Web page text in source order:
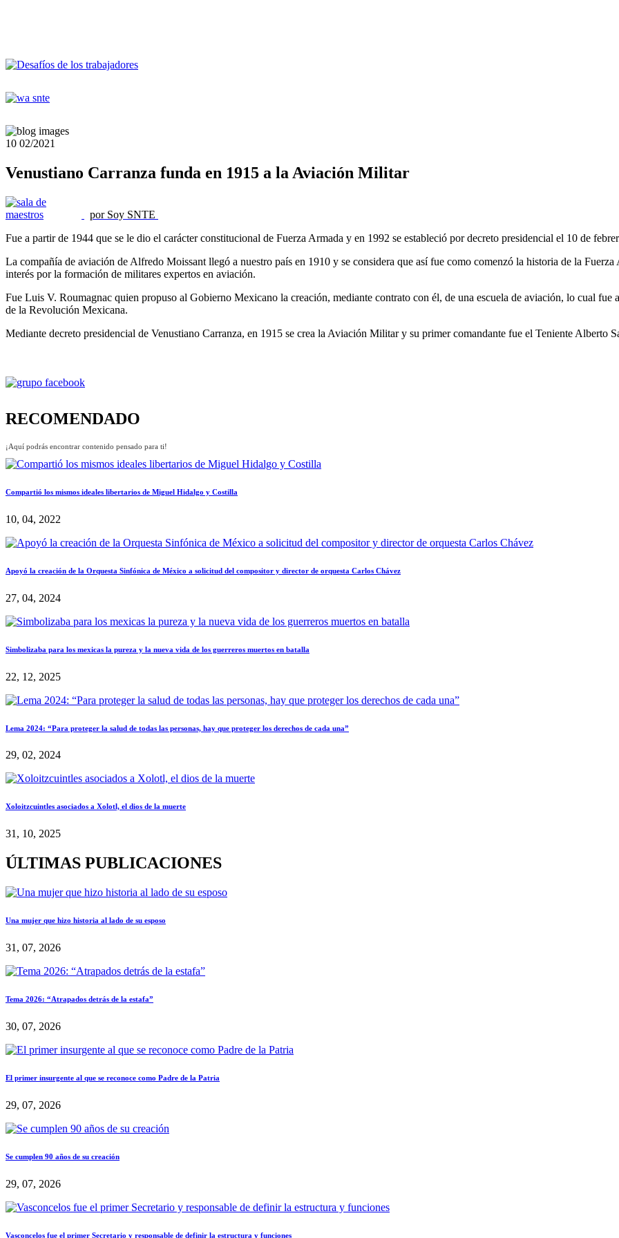
10 02/2021
Venustiano Carranza funda en 1915 a la Aviación Militar
por Soy SNTE
Fue a partir de 1944 que se le dio el carácter constitucional de Fuerza Armada y en 1992 se estableció por decreto presidencial el 10 de
La compañía de aviación de Alfredo Moissant llegó a nuestro país en 1910 y se considera que así fue como comenzó la historia de la
interés por la formación de militares expertos en aviación.
Fue Luis V. Roumagnac quien propuso al Gobierno Mexicano la creación, mediante contrato con él, de una escuela de aviación, lo cual fue
de la Revolución Mexicana.
Mediante decreto presidencial de Venustiano Carranza, en 1915 se crea la Aviación Militar y su primer comandante fue el Teniente Alberto
RECOMENDADO
¡Aquí podrás encontrar contenido pensado para ti!
Compartió los mismos ideales libertarios de Miguel Hidalgo y Costilla
10, 04, 2022
Apoyó la creación de la Orquesta Sinfónica de México a solicitud del compositor y director de orquesta Carlos Chávez
27, 04, 2024
Simbolizaba para los mexicas la pureza y la nueva vida de los guerreros muertos en batalla
22, 12, 2025
Lema 2024: “Para proteger la salud de todas las personas, hay que proteger los derechos de cada una”
29, 02, 2024
Xoloitzcuintles asociados a Xolotl, el dios de la muerte
31, 10, 2025
ÚLTIMAS PUBLICACIONES
Una mujer que hizo historia al lado de su esposo
31, 07, 2026
Tema 2026: “Atrapados detrás de la estafa”
30, 07, 2026
El primer insurgente al que se reconoce como Padre de la Patria
29, 07, 2026
Se cumplen 90 años de su creación
29, 07, 2026
Vasconcelos fue el primer Secretario y responsable de definir la estructura y funciones